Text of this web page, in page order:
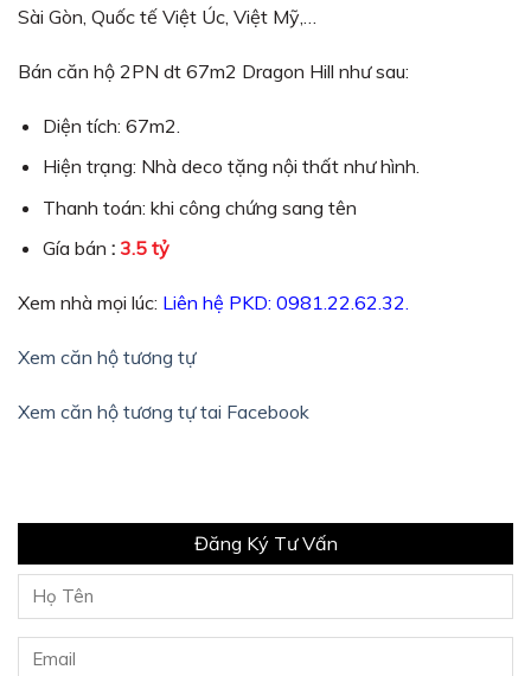
Sài Gòn, Quốc tế Việt Úc, Việt Mỹ,…
Bán căn hộ 2PN dt 67m2 Dragon Hill như sau:
Diện tích: 67m2.
Hiện trạng: Nhà deco tặng nội thất như hình.
Thanh toán: khi công chứng sang tên
Gía bán : 3.5 tỷ
Xem nhà mọi lúc: Liên hệ PKD: 0981.22.62.32.
Xem căn hộ tương tự
Xem căn hộ tương tự tai Facebook
Đăng Ký Tư Vấn